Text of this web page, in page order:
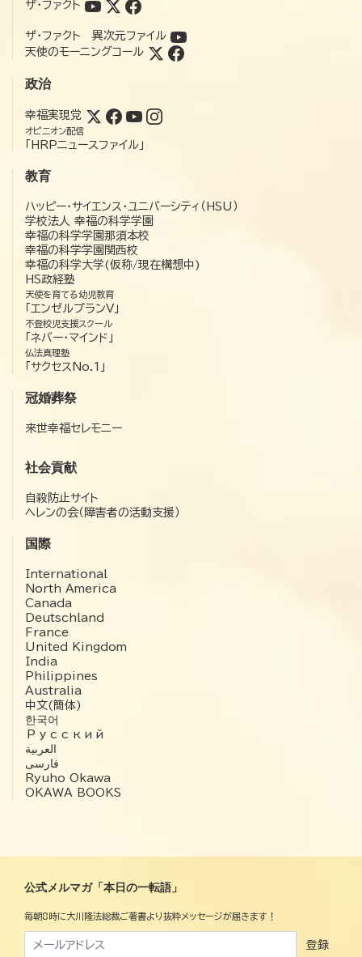
ザ・ファクト
ザ・ファクト 異次元ファイル
天使のモーニングコール
政治
幸福実現党
オピニオン配信
「HRPニュースファイル」
教育
ハッピー・サイエンス・ユニバーシティ（HSU）
学校法人 幸福の科学学園
幸福の科学学園那須本校
幸福の科学学園関西校
幸福の科学大学(仮称/現在構想中)
HS政経塾
天使を育てる幼児教育
「エンゼルプランV」
不登校児支援スクール
「ネバー・マインド」
仏法真理塾
「サクセスNo.1」
冠婚葬祭
来世幸福セレモニー
社会貢献
自殺防止サイト
ヘレンの会（障害者の活動支援）
国際
International
North America
Canada
Deutschland
France
United Kingdom
India
Philippines
Australia
中文(簡体)
한국어
Русский
العربية‏
فارسی
Ryuho Okawa
OKAWA BOOKS
公式メルマガ「本日の一転語」
毎朝8時に大川隆法総裁ご著書より抜粋メッセージが届きます！
登録